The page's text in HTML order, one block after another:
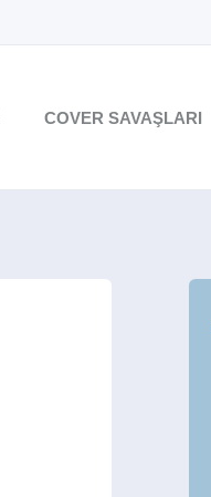
COVER SAVAŞLARI